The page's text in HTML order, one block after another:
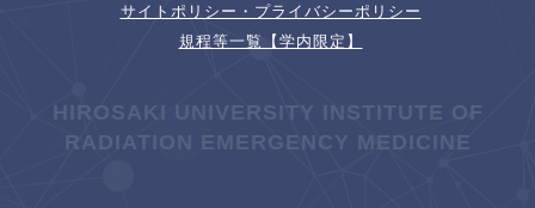
サイトポリシー・プライバシーポリシー
規程等一覧【学内限定】
HIROSAKI UNIVERSITY INSTITUTE OF
RADIATION EMERGENCY MEDICINE